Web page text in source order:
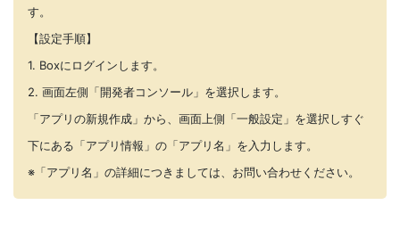
す。
【設定手順】
1. Boxにログインします。
2. 画面左側「開発者コンソール」を選択します。
「アプリの新規作成」から、画面上側「一般設定」を選択しすぐ
下にある「アプリ情報」の「アプリ名」を入力します。
※「アプリ名」の詳細につきましては、お問い合わせください。